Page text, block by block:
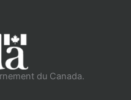
du Canada.